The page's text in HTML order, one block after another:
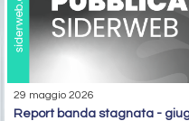
29 maggio 2026
report banda stagnata -